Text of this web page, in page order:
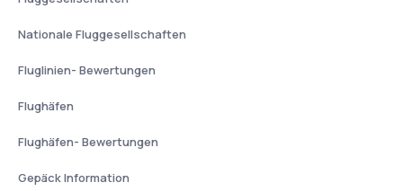
Nationale Fluggesellschaften
Fluglinien- Bewertungen
Flughäfen
Flughäfen- Bewertungen
Gepäck Information